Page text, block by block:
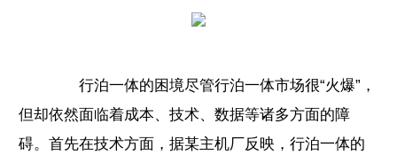
行泊一体的困境尽管行泊一体市场很“火爆”，
但却依然面临着成本、技术、数据等诸多方面的障
碍。首先在技术方面，据某主机厂反映，行泊一体的